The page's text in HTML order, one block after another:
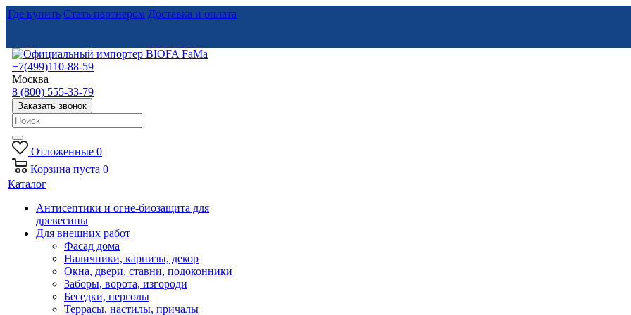
Где купить Стать партнером Доставка и оплата
+7(499)110-88-59
Москва
8 (800) 555-33-79
Заказать звонок
Отложенные 0
Корзина пуста 0
Каталог
Антисептики и огне-биозащита для
древесины
Для внешних работ
Фасад дома
Наличники, карнизы, декор
Окна, двери, ставни, подоконники
Заборы, ворота, изгороди
Беседки, перголы
Террасы, настилы, причалы